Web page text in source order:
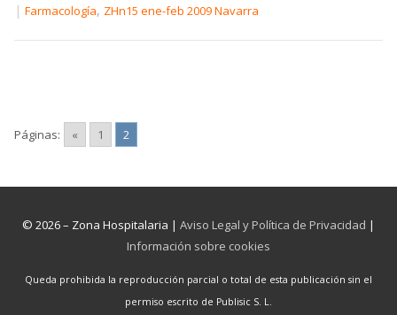
| Farmacología, ZHn15 ene-feb 2009 Navarra
Páginas: « 1 2
© 2026 – Zona Hospitalaria | Aviso Legal y Política de Privacidad |
Información sobre cookies
Queda prohibida la reproducción parcial o total de esta publicación sin el
permiso escrito de Publisic S. L.